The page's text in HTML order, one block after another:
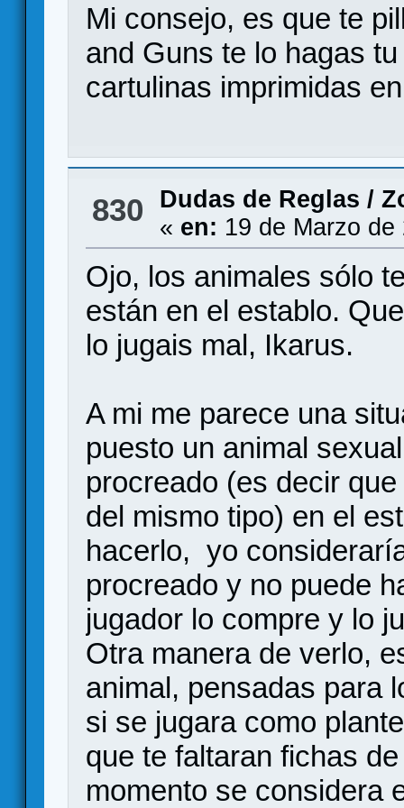
Mi consejo, es que te
and Guns te lo hagas
cartulinas imprimidas
830 Dudas de Reglas /
« en: 19 de Marzo
Ojo, los animales sólo
están en el establo.
lo jugais mal, Ikarus.
A mi me parece una
puesto un animal
procreado (es decir
del mismo tipo) en el
hacerlo, yo
procreado y no puede
jugador lo compre y lo
Otra manera de verlo,
animal, pensadas para
si se jugara como
que te faltaran fichas
momento se considera